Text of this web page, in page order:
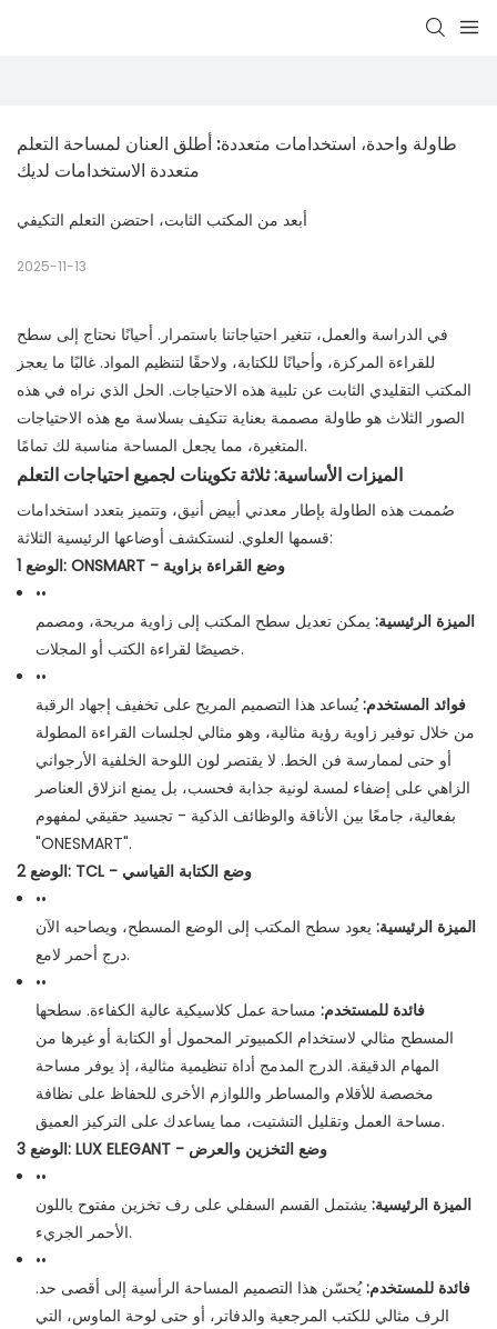
طاولة واحدة، استخدامات متعددة: أطلق العنان لمساحة التعلم
متعددة الاستخدامات لديك
أبعد من المكتب الثابت، احتضن التعلم التكيفي
2025-11-13
في الدراسة والعمل، تتغير احتياجاتنا باستمرار. أحيانًا نحتاج إلى سطح
للقراءة المركزة، وأحيانًا للكتابة، ولاحقًا لتنظيم المواد. غالبًا ما يعجز
المكتب التقليدي الثابت عن تلبية هذه الاحتياجات. الحل الذي نراه في هذه
الصور الثلاث هو طاولة مصممة بعناية تتكيف بسلاسة مع هذه الاحتياجات
المتغيرة، مما يجعل المساحة مناسبة لك تمامًا.
الميزات الأساسية: ثلاثة تكوينات لجميع احتياجات التعلم
صُممت هذه الطاولة بإطار معدني أبيض أنيق، وتتميز بتعدد استخدامات
قسمها العلوي. لنستكشف أوضاعها الرئيسية الثلاثة:
الوضع 1: ONSMART - وضع القراءة بزاوية
••
الميزة الرئيسية: يمكن تعديل سطح المكتب إلى زاوية مريحة، ومصمم
خصيصًا لقراءة الكتب أو المجلات.
••
فوائد المستخدم:يُساعد هذا التصميم المريح على تخفيف إجهاد الرقبة
من خلال توفير زاوية رؤية مثالية، وهو مثالي لجلسات القراءة المطولة
أو حتى لممارسة فن الخط. لا يقتصر لون اللوحة الخلفية الأرجواني
الزاهي على إضفاء لمسة لونية جذابة فحسب، بل يمنع انزلاق العناصر
بفعالية، جامعًا بين الأناقة والوظائف الذكية - تجسيد حقيقي لمفهوم
"ONESMART".
الوضع 2: TCL - وضع الكتابة القياسي
••
الميزة الرئيسية: يعود سطح المكتب إلى الوضع المسطح، ويصاحبه الآن
درج أحمر لامع.
••
فائدة للمستخدم: مساحة عمل كلاسيكية عالية الكفاءة. سطحها
المسطح مثالي لاستخدام الكمبيوتر المحمول أو الكتابة أو غيرها من
المهام الدقيقة. الدرج المدمج أداة تنظيمية مثالية، إذ يوفر مساحة
مخصصة للأقلام والمساطر واللوازم الأخرى للحفاظ على نظافة
مساحة العمل وتقليل التشتيت، مما يساعدك على التركيز العميق.
الوضع 3: LUX ELEGANT - وضع التخزين والعرض
••
الميزة الرئيسية: يشتمل القسم السفلي على رف تخزين مفتوح باللون
الأحمر الجريء.
••
فائدة للمستخدم:يُحسّن هذا التصميم المساحة الرأسية إلى أقصى حد.
الرف مثالي للكتب المرجعية والدفاتر، أو حتى لوحة الماوس، التي